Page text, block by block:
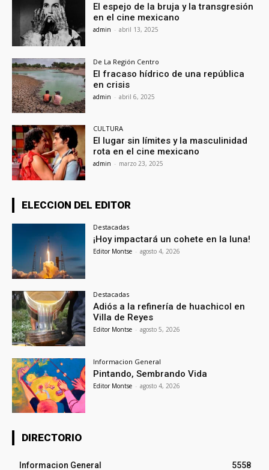
El espejo de la bruja y la transgresión
en el cine mexicano
admin - abril 13, 2025
De La Región Centro
El fracaso hídrico de una república
en crisis
admin - abril 6, 2025
CULTURA
El lugar sin límites y la masculinidad
rota en el cine mexicano
admin - marzo 23, 2025
ELECCION DEL EDITOR
Destacadas
¡Hoy impactará un cohete en la luna!
Editor Montse - agosto 4, 2026
Destacadas
Adiós a la refinería de huachicol en
Villa de Reyes
Editor Montse - agosto 5, 2026
Informacion General
Pintando, Sembrando Vida
Editor Montse - agosto 4, 2026
DIRECTORIO
Informacion General 5558